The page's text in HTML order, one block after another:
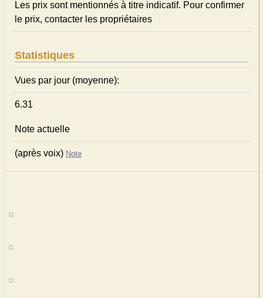
Les prix sont mentionnés à titre indicatif. Pour confirmer
le prix, contacter les propriétaires
Statistiques
Vues par jour (moyenne):
6.31
Note actuelle
(après voix) Note